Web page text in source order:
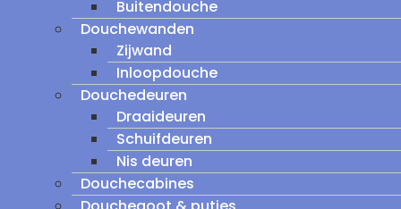
Buitendouche
Douchewanden
Zijwand
Inloopdouche
Douchedeuren
Draaideuren
Schuifdeuren
Nis deuren
Douchecabines